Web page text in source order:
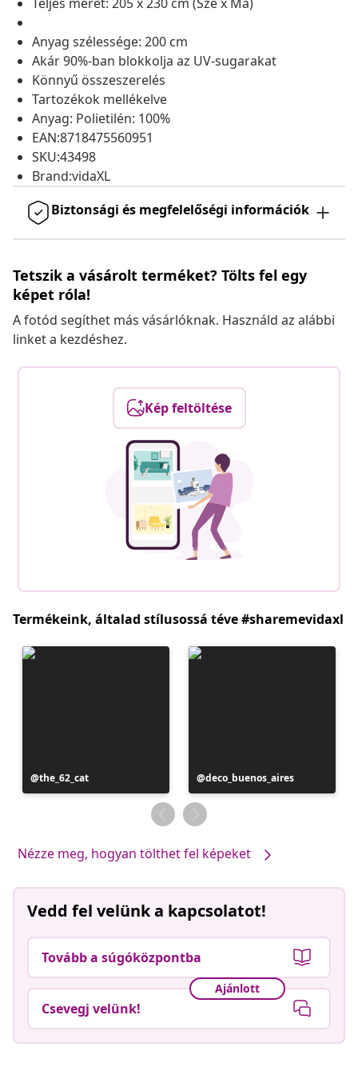
Anyag szélessége: 200 cm
Akár 90%-ban blokkolja az UV-sugarakat
Könnyű összeszerelés
Tartozékok mellékelve
Anyag: Polietilén: 100%
EAN:8718475560951
SKU:43498
Brand:vidaXL
Biztonsági és megfelelőségi információk
Tetszik a vásárolt terméket? Tölts fel egy
képet róla!
A fotód segíthet más vásárlóknak. Használd az alábbi
linket a kezdéshez.
Kép feltöltése
Termékeink, általad stílusossá téve #sharemevidaxl
Bejegyzés
közzétevője
the_62_cat
Bejegyzés
közzétevője
deco_buenos_aires
Nézze meg, hogyan tölthet fel képeket
Vedd fel velünk a kapcsolatot!
Tovább a súgóközpontba
Ajánlott
Csevegj velünk!